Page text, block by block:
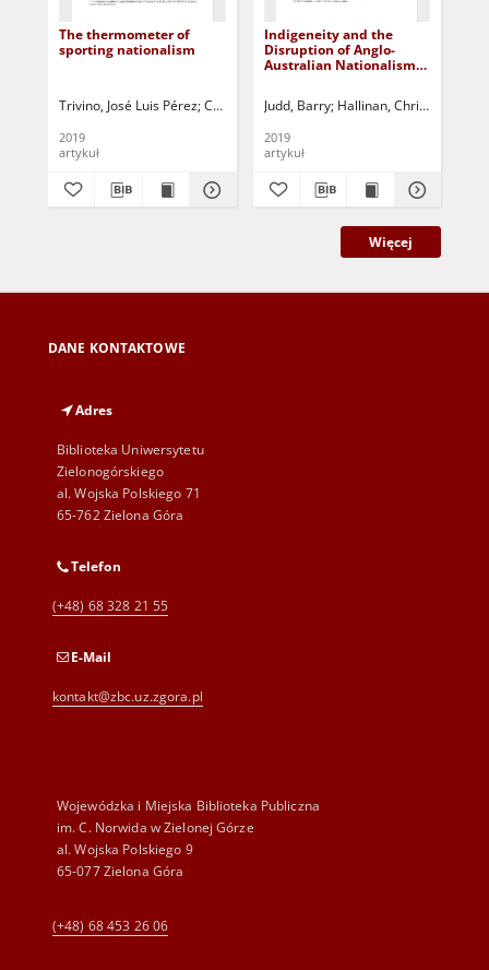
The thermometer of
sporting nationalism
Trivino, José Luis Pérez Candalija, Rafael Valencia
2019
artykuł
Indigeneity and the
Disruption of Anglo-
Australian Nationalism
Judd, Barry Hallinan, Christopher
2019
artykuł
Więcej
DANE KONTAKTOWE
Adres
Biblioteka Uniwersytetu
Zielonogórskiego
al. Wojska Polskiego 71
65-762 Zielona Góra
Telefon
(+48) 68 328 21 55
E-Mail
kontakt@zbc.uz.zgora.pl
Wojewódzka i Miejska Biblioteka Publiczna
im. C. Norwida w Zielonej Górze
al. Wojska Polskiego 9
65-077 Zielona Góra
(+48) 68 453 26 06